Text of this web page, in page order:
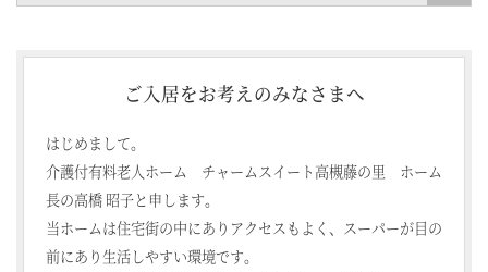
ご入居をお考えのみなさまへ
はじめまして。
介護付有料老人ホーム チャームスイート高槻藤の里 ホーム
長の高橋 昭子と申します。
当ホームは住宅街の中にありアクセスもよく、スーパーが目の
前にあり生活しやすい環境です。